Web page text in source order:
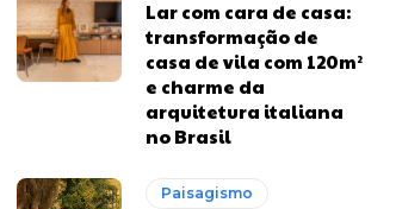
Lar com cara de casa:
transformação de
casa de vila com 120m²
e charme da
arquitetura italiana
no Brasil
Paisagismo